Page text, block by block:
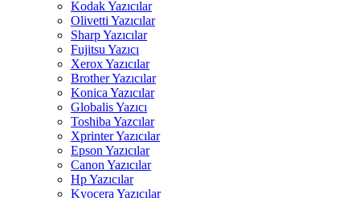
Kodak Yazıcılar
Olivetti Yazıcılar
Sharp Yazıcılar
Fujitsu Yazıcı
Xerox Yazıcılar
Brother Yazıcılar
Konica Yazıcılar
Globalis Yazıcı
Toshiba Yazcılar
Xprinter Yazıcılar
Epson Yazıcılar
Canon Yazıcılar
Hp Yazıcılar
Kyocera Yazıcılar